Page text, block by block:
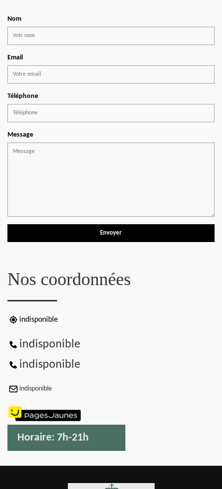
Nom
Email
Téléphone
Message
Nos coordonnées
indisponible
indisponible
indisponible
indisponible
Horaire: 7h-21h